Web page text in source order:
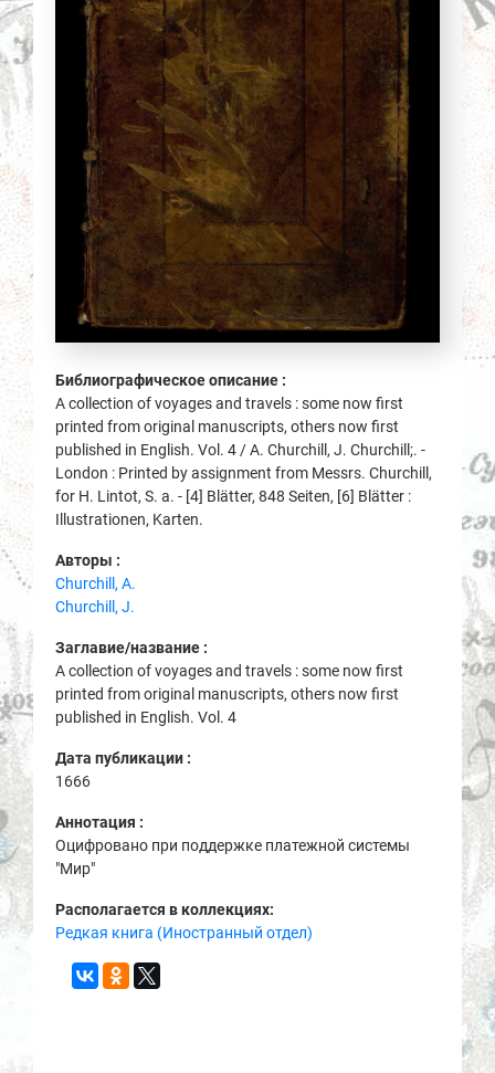
Библиографическое описание :
A collection of voyages and travels : some now first
printed from original manuscripts, others now first
published in English. Vol. 4 / A. Churchill, J. Churchill;. -
London : Printed by assignment from Messrs. Churchill,
for H. Lintot, S. a. - [4] Blätter, 848 Seiten, [6] Blätter :
Illustrationen, Karten.
Авторы :
Churchill, A.
Churchill, J.
Заглавие/название :
A collection of voyages and travels : some now first
printed from original manuscripts, others now first
published in English. Vol. 4
Дата публикации :
1666
Аннотация :
Оцифровано при поддержке платежной системы
"Мир"
Располагается в коллекциях:
Редкая книга (Иностранный отдел)